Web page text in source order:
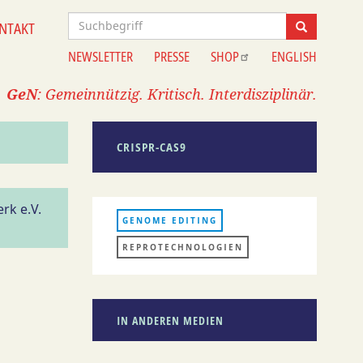
Suche
Information
NEWSLETTER PRESSE SHOP ENGLISH
GeN: Gemeinnützig. Kritisch. Interdisziplinär.
e.V.
CRISPR-CAS9
GENOME EDITING
REPROTECHNOLOGIEN
IN ANDEREN MEDIEN